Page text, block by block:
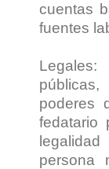
cuentas
fuentes
poderes
fedatario
persona